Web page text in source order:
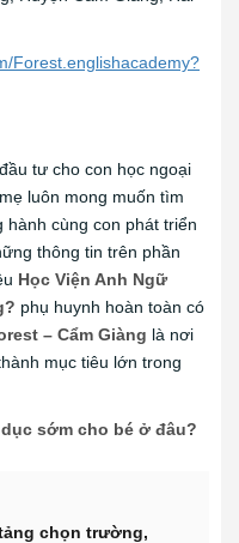
Forest.englishacademy?
tư cho con học ngoại
luôn mong muốn tìm
cùng con phát triển
thông tin trên phần
Học Viện Anh Ngữ
phụ huynh hoàn toàn có
– Cẩm Giàng là nơi
mục tiêu lớn trong
sớm cho bé ở đâu?
chọn trường,